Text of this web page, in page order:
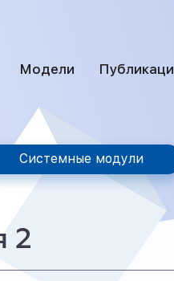
Модели
Системные модули
2